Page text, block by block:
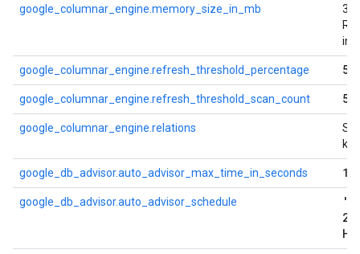
google_columnar_engine.memory_size_in_mb
google_columnar_engine.refresh_threshold_percentage 50
google_columnar_engine.refresh_threshold_scan_count 5
google_columnar_engine.relations
google_db_advisor.auto_advisor_max_time_in_seconds
google_db_advisor.auto_advisor_schedule
24